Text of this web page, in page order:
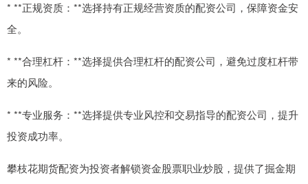
* **正规资质：**选择持有正规经营资质的配资公司，保障资金安
全。
* **合理杠杆：**选择提供合理杠杆的配资公司，避免过度杠杆带
来的风险。
* **专业服务：**选择提供专业风控和交易指导的配资公司，提升
投资成功率。
攀枝花期货配资为投资者解锁资金股票职业炒股，提供了掘金期